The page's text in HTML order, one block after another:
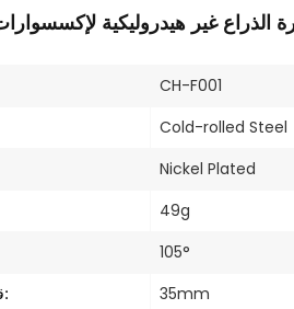
غير هيدروليكية
CH-F001
Cold-rolled Steel
Nickel Plated
49g
105°
قطر كوب المفصلة: 35mm